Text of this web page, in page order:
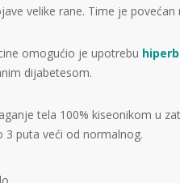
velike rane. Time je povećan
omogućio je upotrebu
dijabetesom.
tela 100% kiseonikom u
3 puta veći od normalnog.